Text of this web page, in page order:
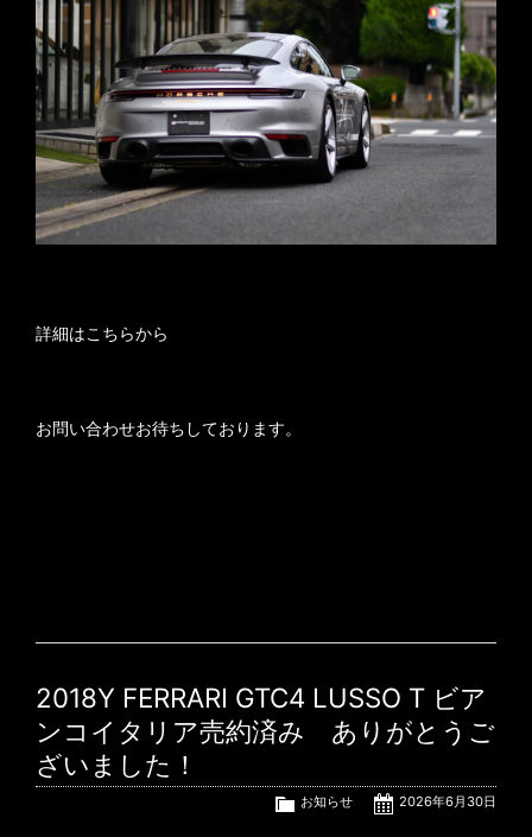
詳細はこちらから
お問い合わせお待ちしております。
2018Y FERRARI GTC4 LUSSO T ビア
ンコイタリア売約済み ありがとうご
ざいました！
2026年6月30日
お知らせ